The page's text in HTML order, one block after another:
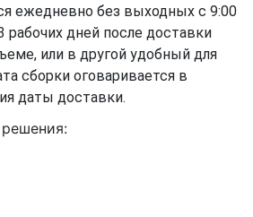
ежедневно без выходных с 9:00
рабочих дней после доставки
или в другой удобный для
сборки оговаривается в
даты доставки.